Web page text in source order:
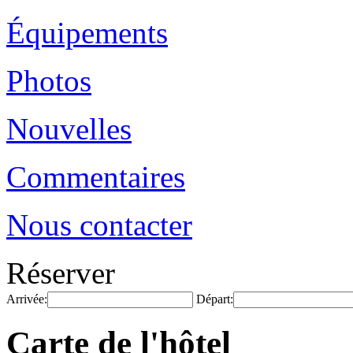
Équipements
Photos
Nouvelles
Commentaires
Nous contacter
Réserver
Arrivée: Départ:
Carte de l'hôtel